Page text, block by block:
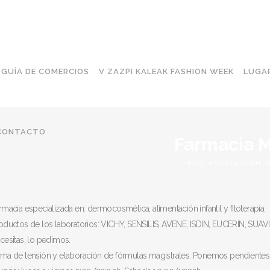
GUÍA DE COMERCIOS V ZAZPI KALEAK FASHION WEEK
especializada en: dermocosmética, alimentación infantil y fitoterapia.
de los laboratorios: VICHY, SENSILIS, AVENE, ISDIN, EUCERIN,
lo pedimos.
de tensión y elaboración de fórmulas magistrales. Ponemos